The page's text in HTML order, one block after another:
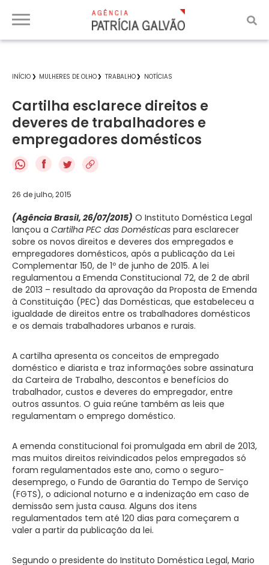
INÍCIO MULHERES DE OLHO TRABALHO NOTÍCIAS
Cartilha esclarece direitos e
deveres de trabalhadores e
empregadores domésticos
f
26 de julho, 2015
(Agência Brasil, 26/07/2015) O Instituto Doméstica Legal
lançou a Cartilha PEC das Domésticas para esclarecer
sobre os novos direitos e deveres dos empregados e
empregadores domésticos, após a publicação da Lei
Complementar 150, de 1º de junho de 2015. A lei
regulamentou a Emenda Constitucional 72, de 2 de abril
de 2013 – resultado da aprovação da Proposta de Emenda
à Constituição (PEC) das Domésticas, que estabeleceu a
igualdade de direitos entre os trabalhadores domésticos
e os demais trabalhadores urbanos e rurais.
A cartilha apresenta os conceitos de empregado
doméstico e diarista e traz informações sobre assinatura
da Carteira de Trabalho, descontos e benefícios do
trabalhador, custos e deveres do empregador, entre
outros assuntos. O guia reúne também as leis que
regulamentam o emprego doméstico.
A emenda constitucional foi promulgada em abril de 2013,
mas muitos direitos reivindicados pelos empregados só
foram regulamentados este ano, como o seguro-
desemprego, o Fundo de Garantia do Tempo de Serviço
(FGTS), o adicional noturno e a indenização em caso de
demissão sem justa causa. Alguns dos itens
regulamentados tem até 120 dias para começarem a
valer a partir da publicação da lei.
Segundo o presidente do Instituto Doméstica Legal, Mario